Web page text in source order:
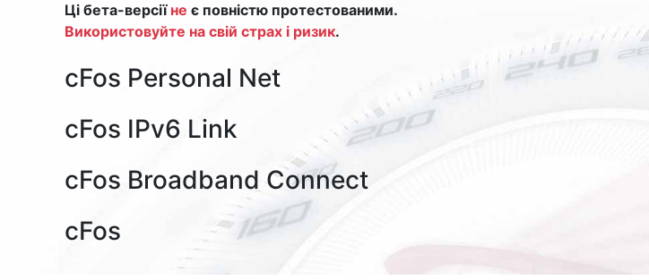
Ці бета-версії не є повністю протестованими.
Використовуйте на свій страх і ризик.
cFos Personal Net
cFos IPv6 Link
cFos Broadband Connect
cFos